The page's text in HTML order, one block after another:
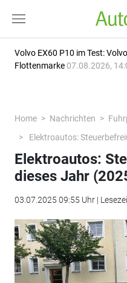
Volvo EX60 P10 im Test:
Flottenmarke 07.08.2026,
Home Nachrichten
Elektroautos:
Elektroautos:
dieses Jahr
03.07.2025 09:55 Uhr |